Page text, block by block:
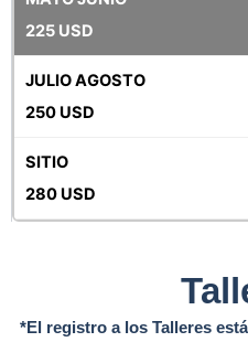
225 USD
250 USD
280 USD
*El registro a los Talleres